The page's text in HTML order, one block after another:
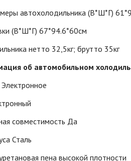
автохолодильника (В*Ш*Г)
(В*Ш*Г) 67*94.6*60см
нетто 32,5кг; брутто 35кг
об автомобильном
совместимость Да
Сталь
пена высокой плотности